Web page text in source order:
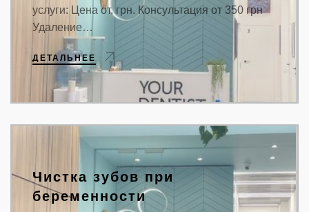
услуги: Цена от, грн. Консультация от 350 грн
Удаление…
ДЕТАЛЬНЕЕ
Чистка зубов при
беременности